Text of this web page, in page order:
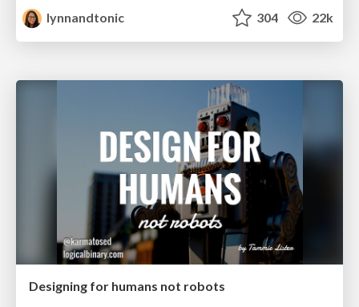
lynnandtonic 304 22k
Designing for humans not robots